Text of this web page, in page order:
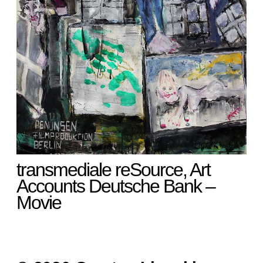
transmediale reSource, Art
Accounts Deutsche Bank –
Movie